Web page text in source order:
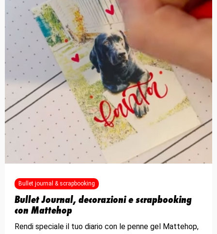
Bullet journal & scrapbooking
Bullet Journal, decorazioni e scrapbooking
con Mattehop
Rendi speciale il tuo diario con le penne gel Mattehop,